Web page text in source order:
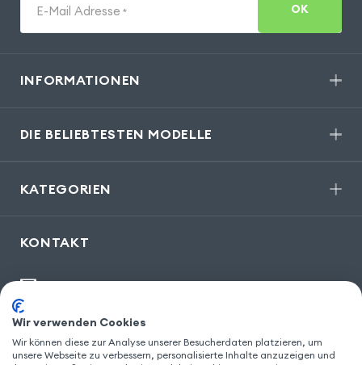
E-Mail Adresse * OK
INFORMATIONEN
DIE BELIEBTESTEN MODELLE
KATEGORIEN
KONTAKT
kontakt@gsm55.de
30, bis rue Girard
Wir verwenden Cookies
Wir können diese zur Analyse unserer Besucherdaten platzieren, um
unsere Webseite zu verbessern, personalisierte Inhalte anzuzeigen und